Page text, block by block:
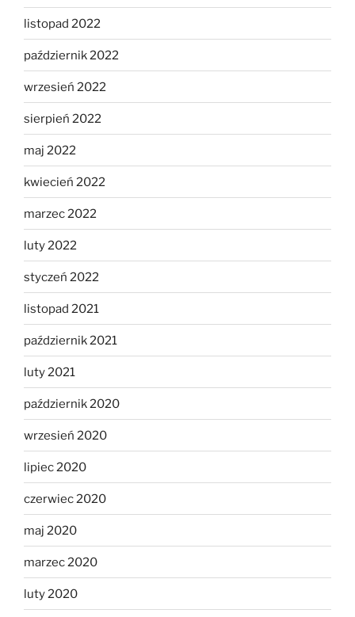
listopad 2022
październik 2022
wrzesień 2022
sierpień 2022
maj 2022
kwiecień 2022
marzec 2022
luty 2022
styczeń 2022
listopad 2021
październik 2021
luty 2021
październik 2020
wrzesień 2020
lipiec 2020
czerwiec 2020
maj 2020
marzec 2020
luty 2020